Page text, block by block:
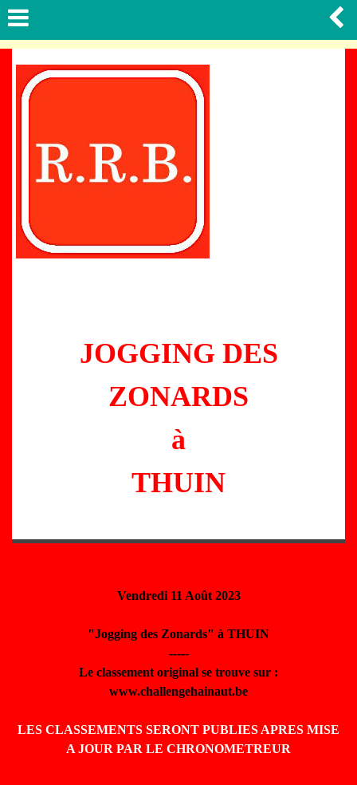
JOGGING DES
ZONARDS
à
THUIN
Vendredi 11 Août 2023
"Jogging des Zonards" à THUIN
-----
Le classement original se trouve sur :
www.challengehainaut.be
LES CLASSEMENTS SERONT PUBLIES APRES MISE
A JOUR PAR LE CHRONOMETREUR